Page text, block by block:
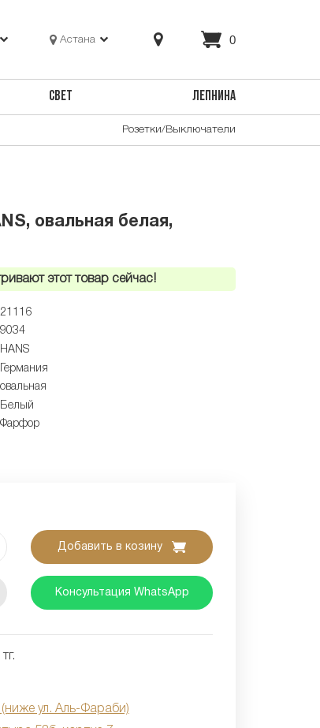
Астана 0
СВЕТ ЛЕПНИНА
Розетки/Выключатели
овальная белая,
этот товар сейчас!
21116
9034
HANS
Германия
овальная
Белый
Фарфор
Добавить в козину
Консультация WhatsApp
ул. Аль-Фараби)